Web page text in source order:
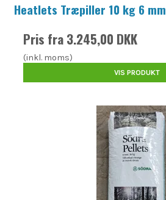
Heatlets Træpiller 10 kg 6 mm
Pris fra3.245,00 DKK
(inkl. moms)
VIS PRODUKT